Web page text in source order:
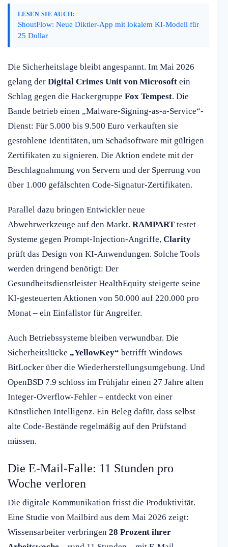
LESEN SIE AUCH:
ShoutFlow: Neue Diktier-App mit lokalem KI-Modell für
25 Dollar
Die Sicherheitslage bleibt angespannt. Im Mai 2026
gelang der Digital Crimes Unit von Microsoft ein
Schlag gegen die Hackergruppe Fox Tempest. Die
Bande betrieb einen „Malware-Signing-as-a-Service“-
Dienst: Für 5.000 bis 9.500 Euro verkauften sie
gestohlene Identitäten, um Schadsoftware mit gültigen
Zertifikaten zu signieren. Die Aktion endete mit der
Beschlagnahmung von Servern und der Sperrung von
über 1.000 gefälschten Code-Signatur-Zertifikaten.
Parallel dazu bringen Entwickler neue
Abwehrwerkzeuge auf den Markt. RAMPART testet
Systeme gegen Prompt-Injection-Angriffe, Clarity
prüft das Design von KI-Anwendungen. Solche Tools
werden dringend benötigt: Der
Gesundheitsdienstleister HealthEquity steigerte seine
KI-gesteuerten Aktionen von 50.000 auf 220.000 pro
Monat – ein Einfallstor für Angreifer.
Auch Betriebssysteme bleiben verwundbar. Die
Sicherheitslücke „YellowKey“ betrifft Windows
BitLocker über die Wiederherstellungsumgebung. Und
OpenBSD 7.9 schloss im Frühjahr einen 27 Jahre alten
Integer-Overflow-Fehler – entdeckt von einer
Künstlichen Intelligenz. Ein Beleg dafür, dass selbst
alte Code-Bestände regelmäßig auf den Prüfstand
müssen.
Die E-Mail-Falle: 11 Stunden pro
Woche verloren
Die digitale Kommunikation frisst die Produktivität.
Eine Studie von Mailbird aus dem Mai 2026 zeigt:
Wissensarbeiter verbringen 28 Prozent ihrer